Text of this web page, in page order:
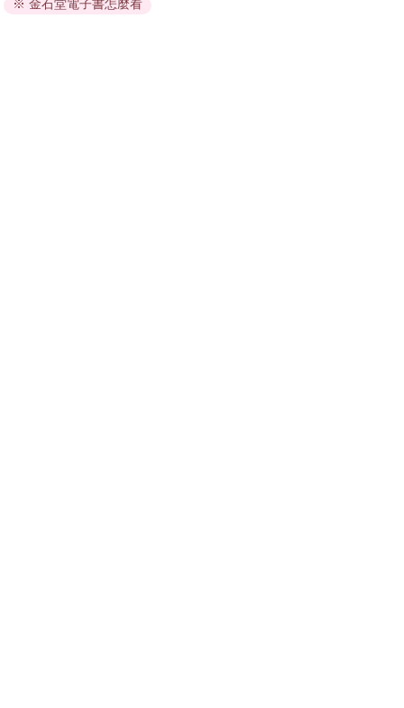
因版權保護，您在金石堂所購買的電子書僅能以金石堂專屬
※ 金石堂電子書怎麼看